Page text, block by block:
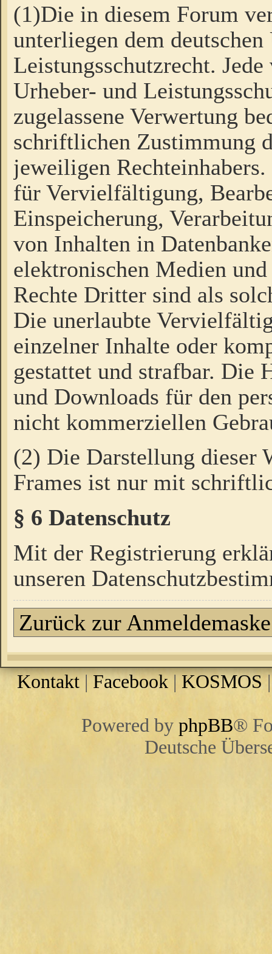
(1)Die in diesem Forum
unterliegen dem
Leistungsschutzrecht.
Urheber- und
zugelassene Verwertung
schriftlichen Zustimmung
jeweiligen
für Vervielfältigung,
Einspeicherung,
von Inhalten in
elektronischen Medien
Rechte Dritter sind als
Die unerlaubte
einzelner Inhalte oder
gestattet und strafbar. Die
und Downloads für den
nicht kommerziellen
(2) Die Darstellung dieser
Frames ist nur mit
§ 6 Datenschutz
Mit der Registrierung
unseren
Zurück zur Anmeldemaske
Kontakt|Facebook|KOSMOS
Powered by phpBB®
Deutsche